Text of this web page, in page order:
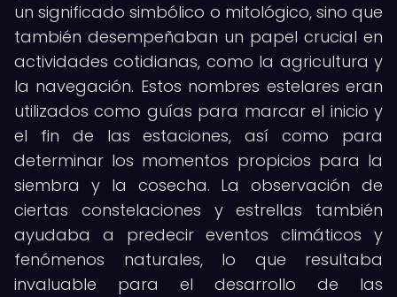
un significado simbólico o mitológico, sino que
también desempeñaban un papel crucial en
actividades cotidianas, como la agricultura y
la navegación. Estos nombres estelares eran
utilizados como guías para marcar el inicio y
el fin de las estaciones, así como para
determinar los momentos propicios para la
siembra y la cosecha. La observación de
ciertas constelaciones y estrellas también
ayudaba a predecir eventos climáticos y
fenómenos naturales, lo que resultaba
invaluable para el desarrollo de las